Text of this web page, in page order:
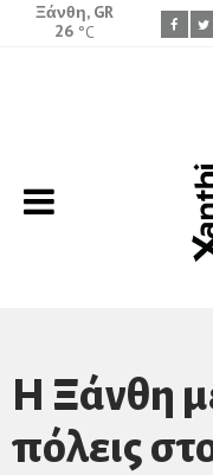
Ξάνθη, GR
26 °C
H Ξάνθη
πόλεις